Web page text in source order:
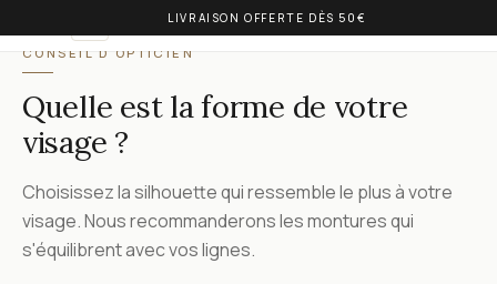
LIVRAISON OFFERTE DÈS 50€
OLIVIA BALM
CONSEIL D'OPTICIEN
Quelle est la forme de votre
visage ?
Choisissez la silhouette qui ressemble le plus à votre
visage. Nous recommanderons les montures qui
s'équilibrent avec vos lignes.